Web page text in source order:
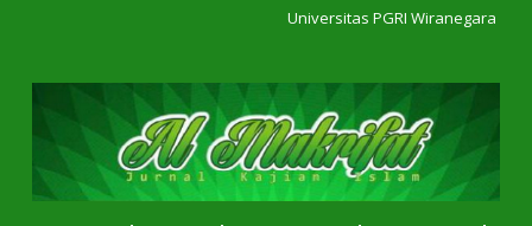
Universitas PGRI Wiranegara